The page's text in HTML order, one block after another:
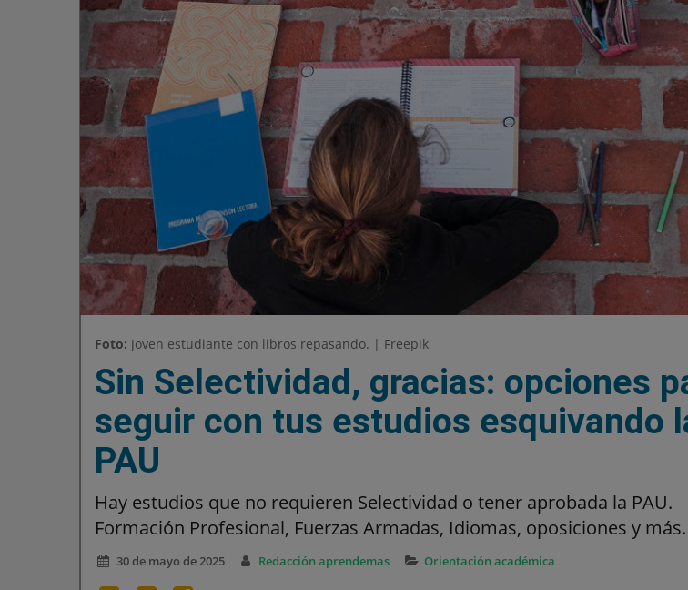
Foto: Joven estudiante con libros repasando. | Freepik
Sin Selectividad, gracias: opciones
seguir con tus estudios esquivando
PAU
Hay estudios que no requieren Selectividad o tener aprobada la PAU.
Formación Profesional, Fuerzas Armadas, Idiomas, oposiciones y más.
30 de mayo de 2025 Redacción aprendemas Orientación académica